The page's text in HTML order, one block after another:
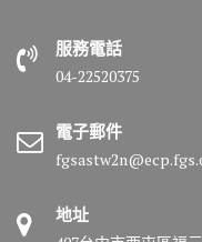
服務電話
04-22520375
電子郵件
地址